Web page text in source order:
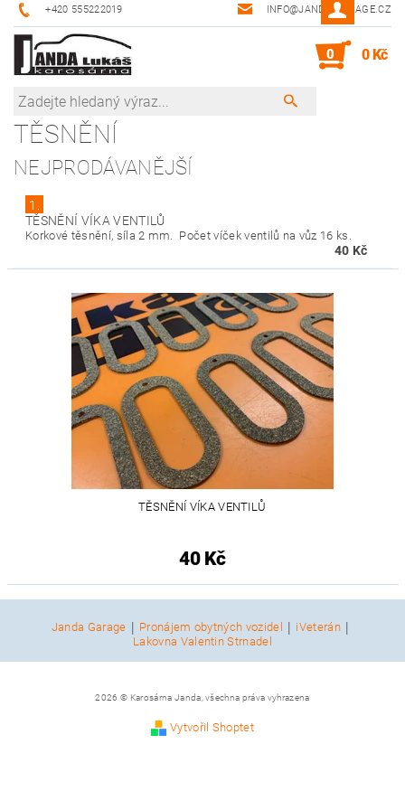
+420 555222019 INFO@JANDA-GARAGE.CZ
0 0 Kč
TĚSNĚNÍ
NEJPRODÁVANĚJŠÍ
1.
TĚSNĚNÍ VÍKA VENTILŮ
Korkové těsnění, síla 2 mm. Počet víček ventilů na vůz 16 ks.
40 Kč
TĚSNĚNÍ VÍKA VENTILŮ
40 Kč
Janda Garage | Pronájem obytných vozidel | iVeterán |
Lakovna Valentin Strnadel
2026 © Karosárna Janda, všechna práva vyhrazena
Vytvořil Shoptet